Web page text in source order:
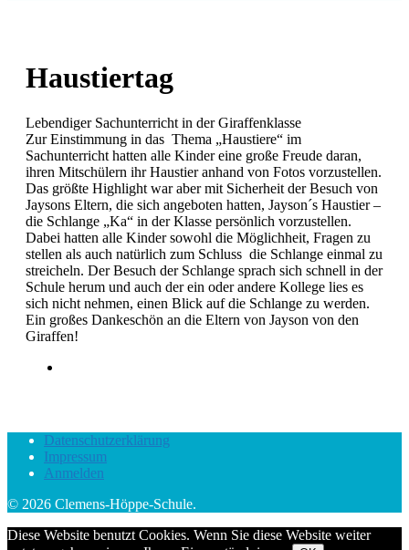
Haustiertag
Lebendiger Sachunterricht in der Giraffenklasse
Zur Einstimmung in das Thema „Haustiere“ im
Sachunterricht hatten alle Kinder eine große Freude daran,
ihren Mitschülern ihr Haustier anhand von Fotos vorzustellen.
Das größte Highlight war aber mit Sicherheit der Besuch von
Jaysons Eltern, die sich angeboten hatten, Jayson´s Haustier –
die Schlange „Ka“ in der Klasse persönlich vorzustellen.
Dabei hatten alle Kinder sowohl die Möglichheit, Fragen zu
stellen als auch natürlich zum Schluss die Schlange einmal zu
streicheln. Der Besuch der Schlange sprach sich schnell in der
Schule herum und auch der ein oder andere Kollege lies es
sich nicht nehmen, einen Blick auf die Schlange zu werden.
Ein großes Dankeschön an die Eltern von Jayson von den
Giraffen!
Datenschutzerklärung
Impressum
Anmelden
© 2026 Clemens-Höppe-Schule.
Diese Website benutzt Cookies. Wenn Sie diese Website weiter